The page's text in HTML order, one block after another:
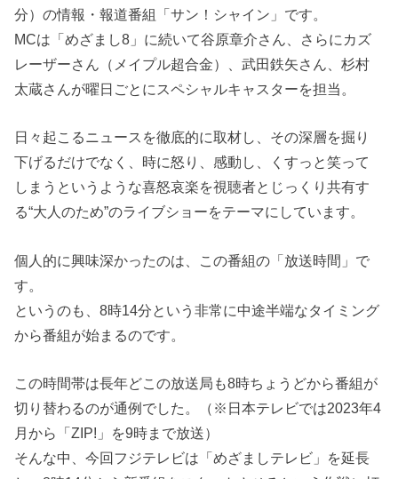
分）の情報・報道番組「サン！シャイン」です。
MCは「めざまし8」に続いて谷原章介さん、さらにカズ
レーザーさん（メイプル超合金）、武田鉄矢さん、杉村
太蔵さんが曜日ごとにスペシャルキャスターを担当。
日々起こるニュースを徹底的に取材し、その深層を掘り
下げるだけでなく、時に怒り、感動し、くすっと笑って
しまうというような喜怒哀楽を視聴者とじっくり共有す
る“大人のため”のライブショーをテーマにしています。
個人的に興味深かったのは、この番組の「放送時間」で
す。
というのも、8時14分という非常に中途半端なタイミング
から番組が始まるのです。
この時間帯は長年どこの放送局も8時ちょうどから番組が
切り替わるのが通例でした。（※日本テレビでは2023年4
月から「ZIP!」を9時まで放送）
そんな中、今回フジテレビは「めざましテレビ」を延長